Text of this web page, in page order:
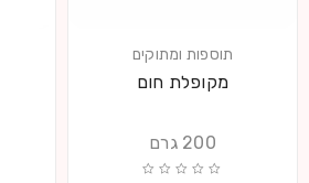
תוספות ומתוקים
מקופלת חום
200 גרם